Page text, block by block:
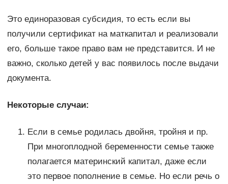
Это единоразовая субсидия, то есть если вы
получили сертификат на маткапитал и реализовали
его, больше такое право вам не представится. И не
важно, сколько детей у вас появилось после выдачи
документа.
Некоторые случаи:
Если в семье родилась двойня, тройня и пр.
При многоплодной беременности семье также
полагается материнский капитал, даже если
это первое пополнение в семье. Но если речь о